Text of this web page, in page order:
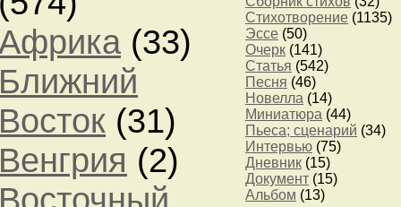
(33)
(31)
(2)
Стихотворение (1135)
Эссе (50)
Очерк (141)
Статья (542)
Песня (46)
Новелла (14)
Миниатюра (44)
Пьеса; сценарий (34)
Интервью (75)
Дневник (15)
Документ (15)
Альбом (13)